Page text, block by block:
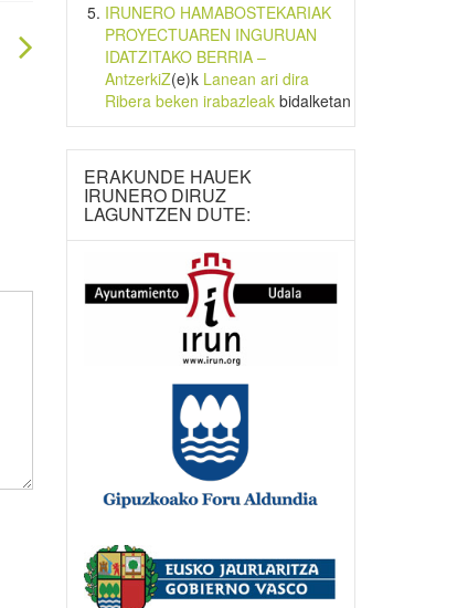
IRUNERO HAMABOSTEKARIAK
PROYECTUAREN INGURUAN
IDATZITAKO BERRIA –
AntzerkiZ(e)k Lanean ari dira
Ribera beken irabazleakbidalketan
ERAKUNDE HAUEK
IRUNERO DIRUZ
LAGUNTZEN DUTE: